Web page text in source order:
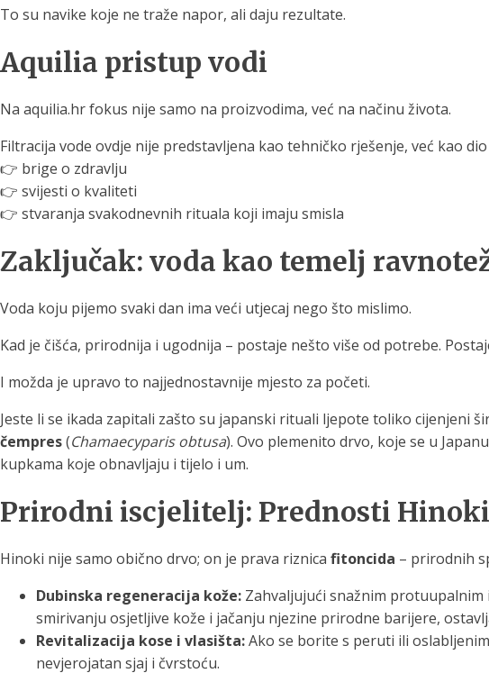
To su navike koje ne traže napor, ali daju rezultate.
Aquilia pristup vodi
Na aquilia.hr fokus nije samo na proizvodima, već na načinu života.
Filtracija vode ovdje nije predstavljena kao tehničko rješenje, već kao
👉 brige o zdravlju
👉 svijesti o kvaliteti
👉 stvaranja svakodnevnih rituala koji imaju smisla
Zaključak: voda kao temelj
Voda koju pijemo svaki dan ima veći utjecaj nego što mislimo.
Kad je čišća, prirodnija i ugodnija – postaje nešto više od potrebe.
I možda je upravo to najjednostavnije mjesto za početi.
Jeste li se ikada zapitali zašto su japanski rituali ljepote toliko cijenjeni
čempres(Chamaecyparis obtusa). Ovo plemenito drvo, koje se u
kupkama koje obnavljaju i tijelo i um.
Prirodni iscjelitelj: Prednosti
Hinoki nije samo obično drvo; on je prava riznica fitoncida – prirodnih
Dubinska regeneracija kože: Zahvaljujući snažnim protuupalnim
smirivanju osjetljive kože i jačanju njezine prirodne barijere,
Revitalizacija kose i vlasišta:Ako se borite s peruti ili
nevjerojatan sjaj i čvrstoću.